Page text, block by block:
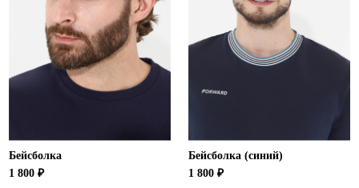
Бейсболка
1 800 ₽
Бейсболка (синий)
1 800 ₽